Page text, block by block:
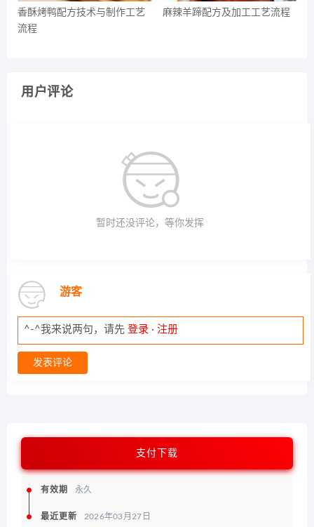
香酥烤鸭配方技术与制作工艺
流程
麻辣羊蹄配方及加工工艺流程
用户评论
暂时还没评论，等你发挥
游客
^-^我来说两句，请先 登录 · 注册
发表评论
支付下载
有效期 永久
最近更新 2026年03月27日